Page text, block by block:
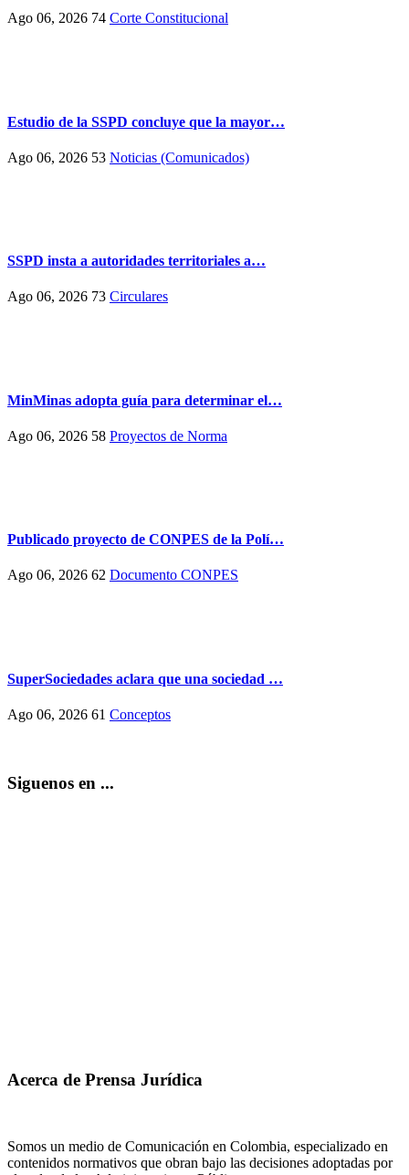
Ago 06, 2026 74 Corte Constitucional
Estudio de la SSPD concluye que la mayor…
Ago 06, 2026 53 Noticias (Comunicados)
SSPD insta a autoridades territoriales a…
Ago 06, 2026 73 Circulares
MinMinas adopta guía para determinar el…
Ago 06, 2026 58 Proyectos de Norma
Publicado proyecto de CONPES de la Polí…
Ago 06, 2026 62 Documento CONPES
SuperSociedades aclara que una sociedad …
Ago 06, 2026 61 Conceptos
Siguenos en ...
Acerca de Prensa Jurídica
Somos un medio de Comunicación en Colombia, especializado en
contenidos normativos que obran bajo las decisiones adoptadas por